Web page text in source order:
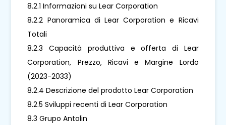
8.2.1 Informazioni su Lear Corporation
8.2.2 Panoramica di Lear Corporation e Ricavi
Totali
8.2.3 Capacità produttiva e offerta di Lear
Corporation, Prezzo, Ricavi e Margine Lordo
(2023-2033)
8.2.4 Descrizione del prodotto Lear Corporation
8.2.5 Sviluppi recenti di Lear Corporation
8.3 Grupo Antolin